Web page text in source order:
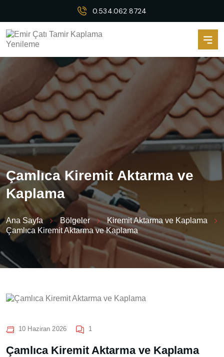
0.534.062 8724
Çamlıca Kiremit Aktarma ve
Kaplama
Ana Sayfa Bölgeler
Kiremit Aktarma ve Kaplama
Çamlıca Kiremit Aktarma ve Kaplama
10 Haziran 2026 1
Çamlıca Kiremit Aktarma ve Kaplama